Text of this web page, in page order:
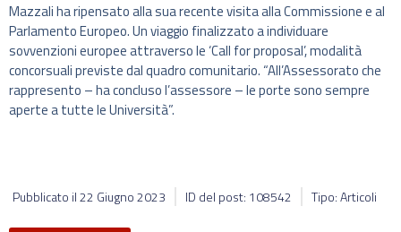
Mazzali ha ripensato alla sua recente visita alla Commissione e al
Parlamento Europeo. Un viaggio finalizzato a individuare
sovvenzioni europee attraverso le ‘Call for proposal’, modalità
concorsuali previste dal quadro comunitario. “All’Assessorato che
rappresento – ha concluso l’assessore – le porte sono sempre
aperte a tutte le Università”.
Pubblicato il22 Giugno 2023 ID del post: 108542 Tipo: Articoli